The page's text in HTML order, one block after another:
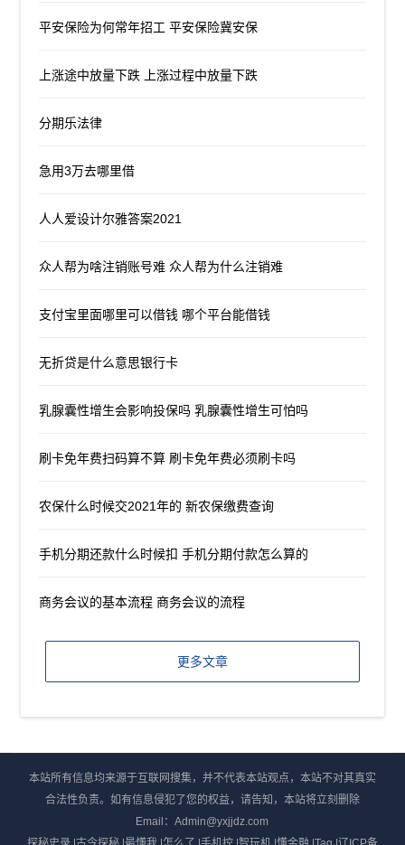
平安保险为何常年招工 平安保险冀安保
上涨途中放量下跌 上涨过程中放量下跌
分期乐法律
急用3万去哪里借
人人爱设计尔雅答案2021
众人帮为啥注销账号难 众人帮为什么注销难
支付宝里面哪里可以借钱 哪个平台能借钱
无折贷是什么意思银行卡
乳腺囊性增生会影响投保吗 乳腺囊性增生可怕吗
刷卡免年费扫码算不算 刷卡免年费必须刷卡吗
农保什么时候交2021年的 新农保缴费查询
手机分期还款什么时候扣 手机分期付款怎么算的
商务会议的基本流程 商务会议的流程
更多文章
本站所有信息均来源于互联网搜集，并不代表本站观点，本站不对其真实
合法性负责。如有信息侵犯了您的权益，请告知，本站将立刻删除
Email：Admin@yxjjdz.com